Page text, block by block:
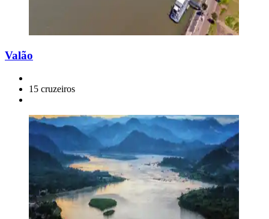
Valão
15 cruzeiros